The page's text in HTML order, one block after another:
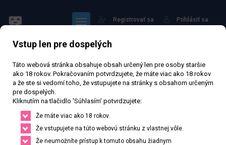
Prihlásiť sa
Registrovať sa
yuyu
Právě otevřeno· Zavírá v 24
Vstup len pre dospelých
Táto webová stránka obsahuje obsah určený len pre osoby staršie
ako 18 rokov. Pokračovaním potvrdzujete, že máte viac ako 18 rokov
a že ste si vedomí toho, že vstupujete na stránky s obsahom určeným
pre dospelých.
Kliknutím na tlačidlo 'Súhlasím' potvrdzujete:
Že máte viac ako 18 rokov.
Že vstupujete na túto webovú stránku z vlastnej vôle.
Že neumožníte prístup k tomuto obsahu žiadnym